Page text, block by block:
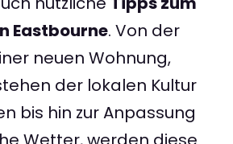
Eastbourne. Von der
neuen Wohnung,
der lokalen Kultur
bis hin zur Anpassung